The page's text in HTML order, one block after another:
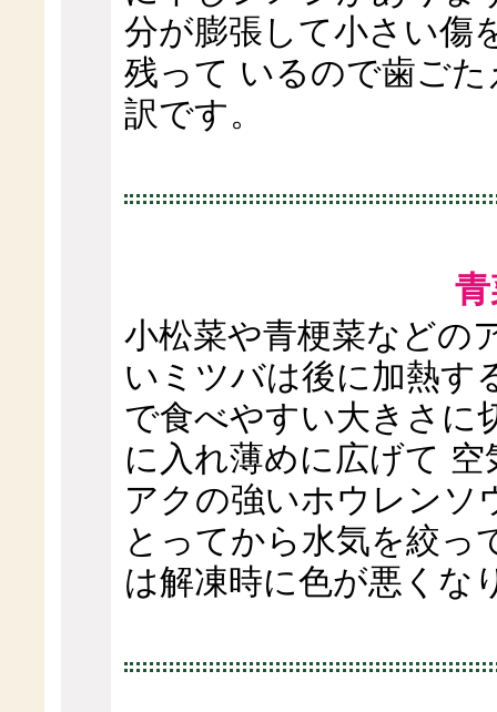
分が膨張して小さい傷
残って いるので歯ご
訳です。
小松菜や青梗菜などの
いミツバは後に加熱す
で食べやすい大きさに
に入れ薄めに広げて
アクの強いホウレンソ
とってから水気を絞っ
は解凍時に色が悪くな